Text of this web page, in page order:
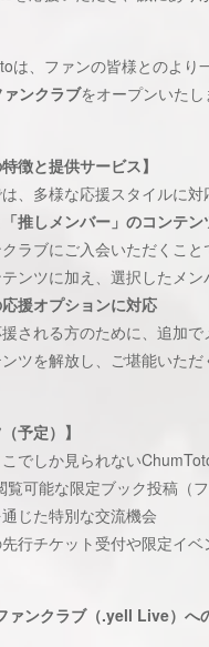
は、ファンの皆様とのよ
ンクラブをオープンいたし
徴と提供サービス】
、多様な応援スタイルに
「推しメンバー」のコンテ
ラブにご入会いただくこ
ンツに加え、選択したメ
援オプションに対応
される方のために、追加
ツを解放し、ご堪能いただ
予定）】
でしか見られない
覧可能な限定ブック投稿（
じた特別な交流機会
行チケット受付や限定イベ
ァンクラブ（.yell Live）へ